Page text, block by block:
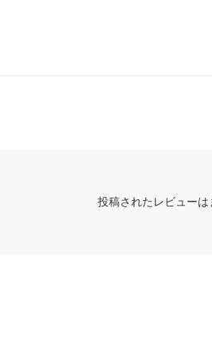
投稿されたレビューは